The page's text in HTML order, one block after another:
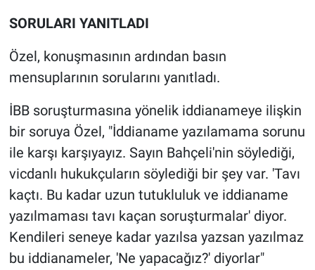
SORULARI YANITLADI
Özel, konuşmasının ardından basın
mensuplarının sorularını yanıtladı.
İBB soruşturmasına yönelik iddianameye ilişkin
bir soruya Özel, "İddianame yazılamama sorunu
ile karşı karşıyayız. Sayın Bahçeli'nin söylediği,
vicdanlı hukukçuların söylediği bir şey var. 'Tavı
kaçtı. Bu kadar uzun tutukluluk ve iddianame
yazılmaması tavı kaçan soruşturmalar' diyor.
Kendileri seneye kadar yazılsa yazsan yazılmaz
bu iddianameler, 'Ne yapacağız?' diyorlar"